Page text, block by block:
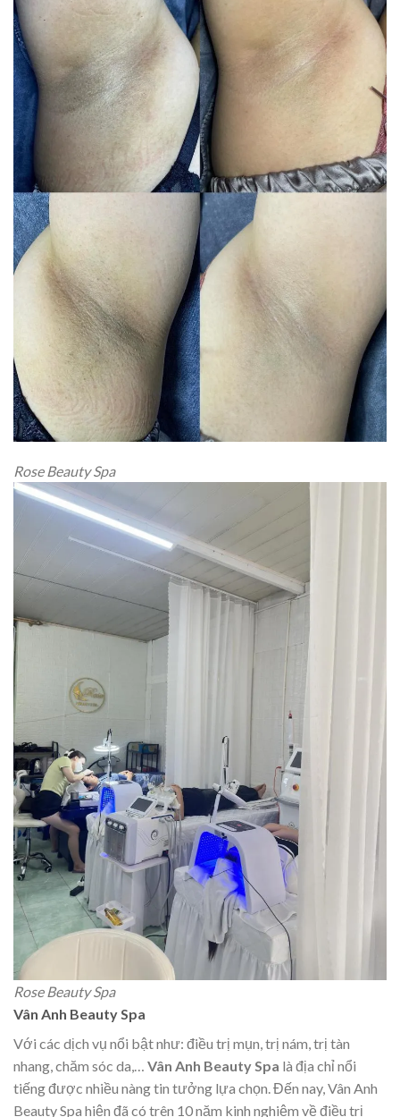
Rose Beauty Spa
Rose Beauty Spa
Vân Anh Beauty Spa
Với các dịch vụ nổi bật như: điều trị mụn, trị nám, trị tàn
nhang, chăm sóc da,… Vân Anh Beauty Spa là địa chỉ nổi
tiếng được nhiều nàng tin tưởng lựa chọn. Đến nay, Vân Anh
Beauty Spa hiện đã có trên 10 năm kinh nghiệm về điều trị